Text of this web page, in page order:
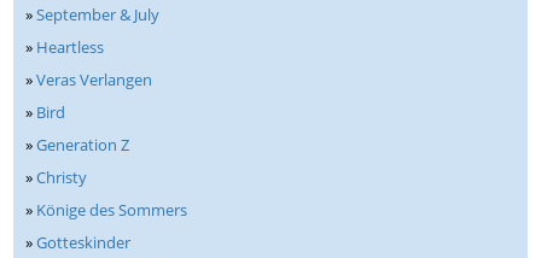
»September & July
» Heartless
»Veras Verlangen
» Bird
»Generation Z
»Christy
» Könige des Sommers
»Gotteskinder